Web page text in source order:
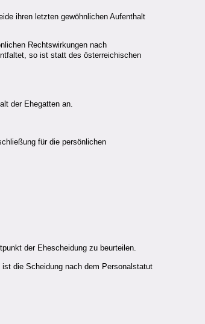
ihren letzten gewöhnlichen Aufenthalt
Rechtswirkungen nach
so ist statt des österreichischen
der Ehegatten an.
für die persönlichen
der Ehescheidung zu beurteilen.
ist die Scheidung nach dem Personalstatut